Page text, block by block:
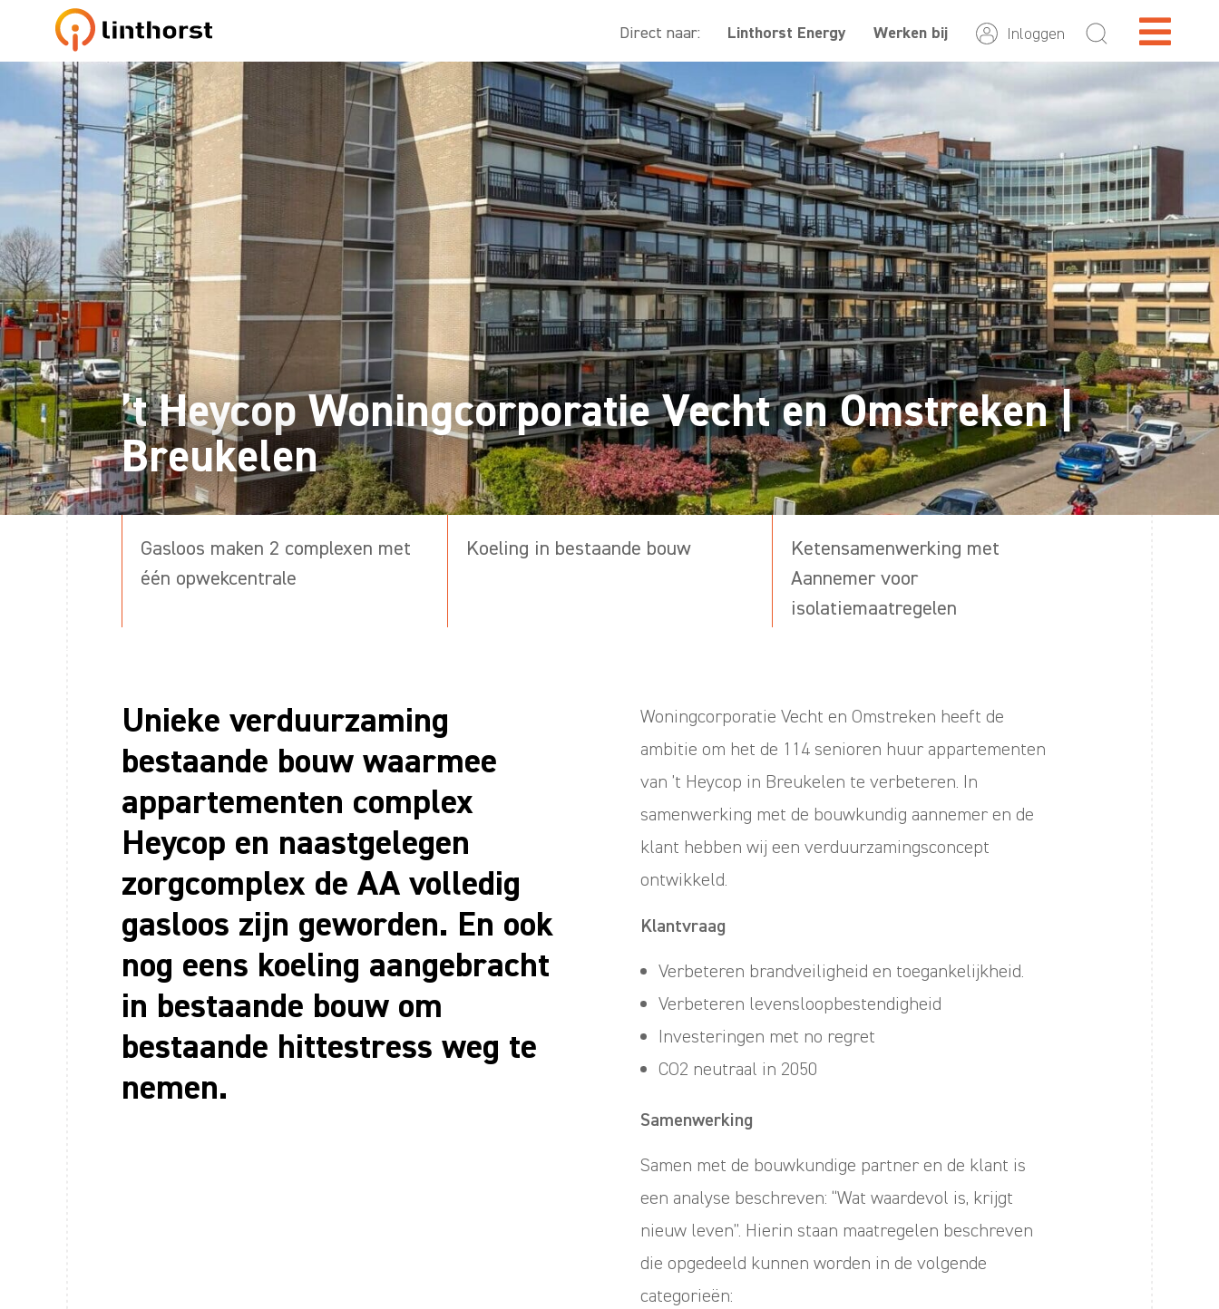
Direct naar: Linthorst Energy Werken bij Inloggen
’t Heycop Woningcorporatie Vecht en Omstreken |
Breukelen
Gasloos maken 2 complexen met
één opwekcentrale
Koeling in bestaande bouw
Ketensamenwerking met
Aannemer voor
isolatiemaatregelen
Unieke verduurzaming
bestaande bouw waarmee
appartementen complex
Heycop en naastgelegen
zorgcomplex de AA volledig
gasloos zijn geworden. En ook
nog eens koeling aangebracht
in bestaande bouw om
bestaande hittestress weg te
nemen.
Woningcorporatie Vecht en Omstreken heeft de
ambitie om het de 114 senioren huur appartementen
van ’t Heycop in Breukelen te verbeteren. In
samenwerking met de bouwkundig aannemer en de
klant hebben wij een verduurzamingsconcept
ontwikkeld.
Klantvraag
Verbeteren brandveiligheid en toegankelijkheid.
Verbeteren levensloopbestendigheid
Investeringen met no regret
CO2 neutraal in 2050
Samenwerking
Samen met de bouwkundige partner en de klant is
een analyse beschreven: “Wat waardevol is, krijgt
nieuw leven”. Hierin staan maatregelen beschreven
die opgedeeld kunnen worden in de volgende
categorieën: